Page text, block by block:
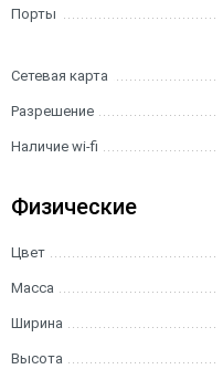
Порты
Сетевая карта
Разрешение
Наличие wi-fi
Физические
Цвет
Масса
Ширина
Высота